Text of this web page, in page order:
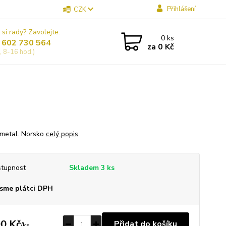
CZK Přihlášení
rady? Zavolejte.
730 564
8-16 hod.)
0ks
za 0 Kč
Norsko celý popis
Skladem 3 ks
plátci DPH